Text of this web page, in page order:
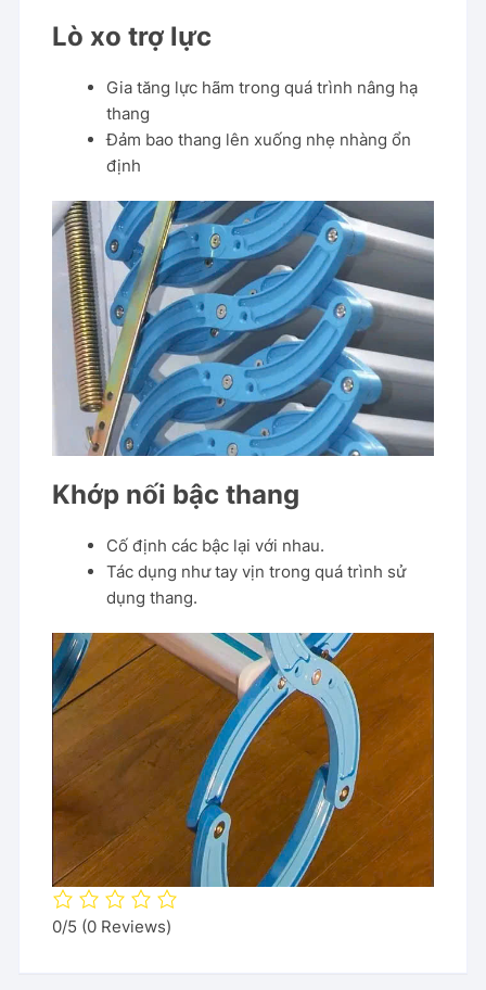
Lò xo trợ lực
Gia tăng lực hãm trong quá trình nâng hạ
thang
Đảm bao thang lên xuống nhẹ nhàng ổn
định
Khớp nối bậc thang
Cố định các bậc lại với nhau.
Tác dụng như tay vịn trong quá trình sử
dụng thang.
0/5 (0 Reviews)